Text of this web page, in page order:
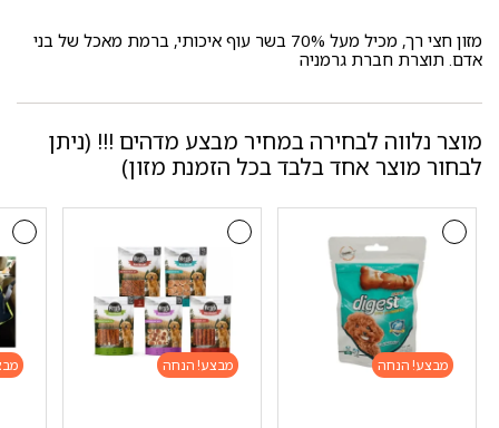
מזון חצי רך, מכיל מעל 70% בשר עוף איכותי, ברמת מאכל של בני
אדם. תוצרת חברת גרמניה
מוצר נלווה לבחירה במחיר מבצע מדהים !!! (ניתן
לבחור מוצר אחד בלבד בכל הזמנת מזון)
מבצע! מבצע!